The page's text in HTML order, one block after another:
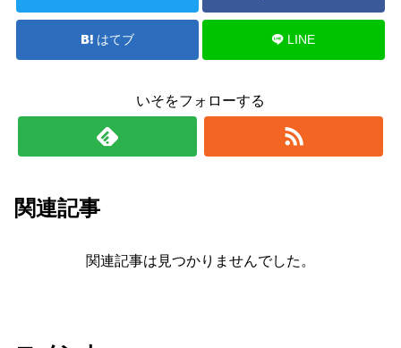
はてブ LINE
いそをフォローする
関連記事
関連記事は見つかりませんでした。